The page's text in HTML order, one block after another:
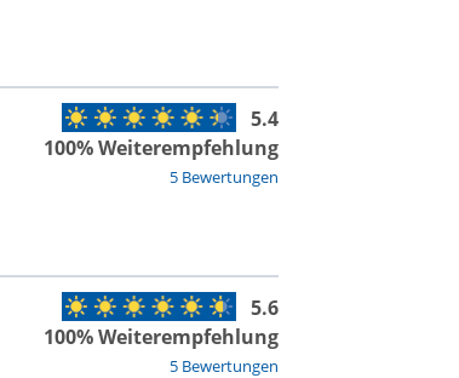
5 Bewertungen
5.4
100% Weiterempfehlung
5 Bewertungen
5.6
100% Weiterempfehlung